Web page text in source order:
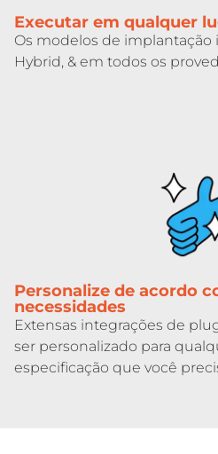
Executar em qualquer
Os modelos de implantação
Hybrid, & em todos os
Personalize de acordo
necessidades
Extensas integrações de
ser personalizado para
especificação que você